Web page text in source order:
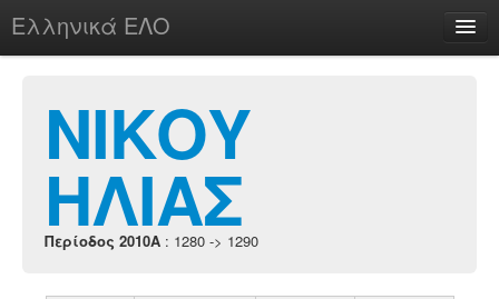
Ελληνικά ΕΛΟ
chesstu.be @ discord
Login
ΝΙΚΟΥ
ΗΛΙΑΣ
Περίοδος 2010A : 1280 -> 1290